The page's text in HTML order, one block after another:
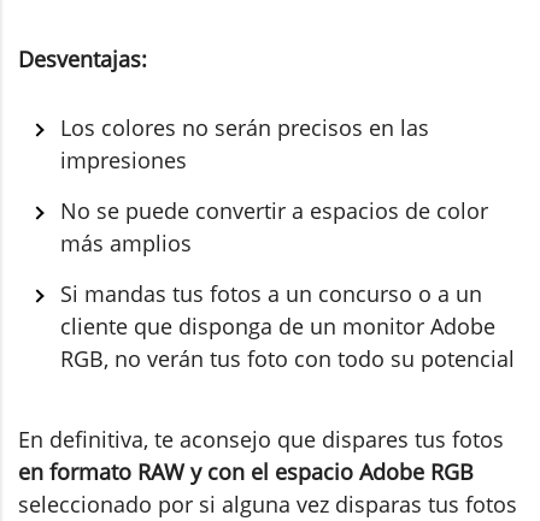
Desventajas:
Los colores no serán precisos en las
impresiones
No se puede convertir a espacios de color
más amplios
Si mandas tus fotos a un concurso o a un
cliente que disponga de un monitor Adobe
RGB, no verán tus foto con todo su potencial
En definitiva, te aconsejo que dispares tus fotos
en formato RAW y con el espacio Adobe RGB
seleccionado por si alguna vez disparas tus fotos